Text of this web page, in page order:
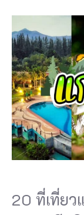
20 ที่เที่ยว